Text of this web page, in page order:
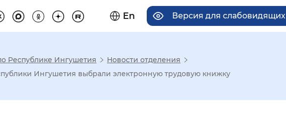
En Версия для слабовидящих
отображения
Республике Ингушетия
Новости отделения
Ингушетия выбрали электронную трудовую книжку